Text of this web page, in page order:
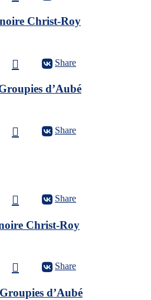
Christ-Roy
Share
d’Aubé
Share
Share
Christ-Roy
Share
d’Aubé